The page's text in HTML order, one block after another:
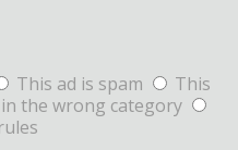
This ad is spam
This
the wrong category